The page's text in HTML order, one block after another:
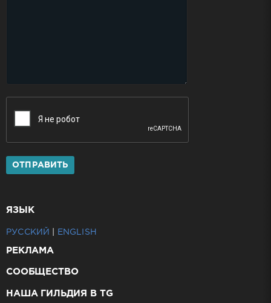
ОТПРАВИТЬ
ЯЗЫК
РУССКИЙ ENGLISH
РЕКЛАМА
СООБЩЕСТВО
НАША ГИЛЬДИЯ В TG